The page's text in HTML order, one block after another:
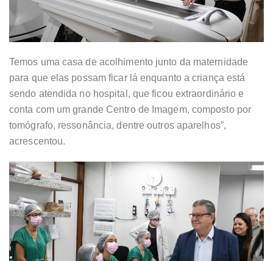
Temos uma casa de acolhimento junto da maternidade
para que elas possam ficar lá enquanto a criança está
sendo atendida no hospital, que ficou extraordinário e
conta com um grande Centro de Imagem, composto por
tomógrafo, ressonância, dentre outros aparelhos”,
acrescentou.